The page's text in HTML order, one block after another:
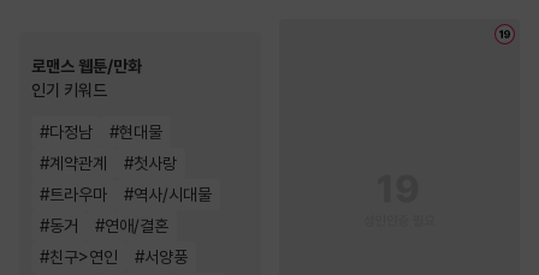
로맨스 웹툰/만화
인기 키워드
#다정남 #현대물
#계약관계 #첫사랑
#트라우마 #역사/시대물
#동거 #연애/결혼
#친구>연인 #서양풍